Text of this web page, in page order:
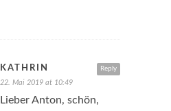
Reply
KATHRIN
22. Mai 2019 at 10:49
Lieber Anton, schön,